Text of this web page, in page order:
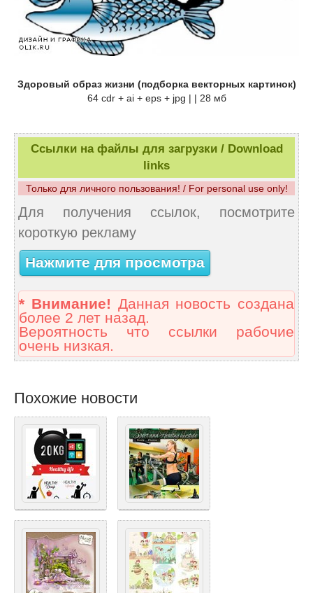
Здоровый образ жизни (подборка векторных картинок)
64 cdr + ai + eps + jpg | | 28 мб
Ссылки на файлы для загрузки / Download
links
Только для личного пользования! / For personal use only!
Для получения ссылок, посмотрите
короткую рекламу
Нажмите для просмотра
* Внимание! Данная новость создана
более 2 лет назад.
Вероятность что ссылки рабочие
очень низкая.
Похожие новости